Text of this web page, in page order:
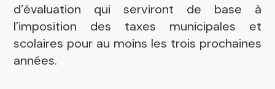
d’évaluation qui serviront de base à
l’imposition des taxes municipales et
scolaires pour au moins les trois prochaines
années.